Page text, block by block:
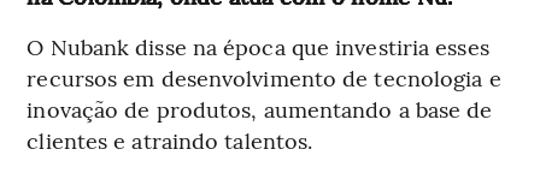
O Nubank disse na época que investiria esses
recursos em desenvolvimento de tecnologia e
inovação de produtos, aumentando a base de
clientes e atraindo talentos.